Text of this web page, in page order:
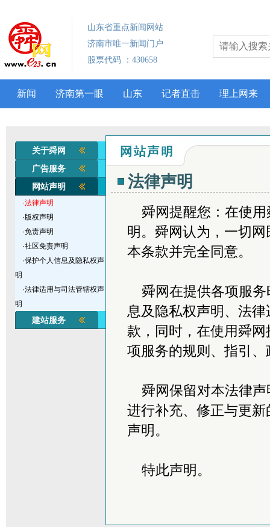
关于舜网
广告服务
网站声明
·法律声明
·版权声明
·免责声明
·社区免责声明
·保护个人信息及隐私权声
明
·法律适用与司法管辖权声
明
建站服务
法律声明
舜网提醒您：在使
明。舜网认为，一切
本条款并完全同意。
舜网在提供各项服
息及隐私权声明、法
款，同时，在使用舜
项服务的规则、指引
舜网保留对本法律
进行补充、修正与更
声明。
特此声明。